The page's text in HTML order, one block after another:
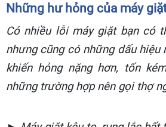
Những hư hỏng của máy
Có nhiều lỗi máy giặt bạn có
nhưng cũng có những dấu hiệu
khiến hỏng nặng hơn, tốn
những trường hợp nên gọi thợ